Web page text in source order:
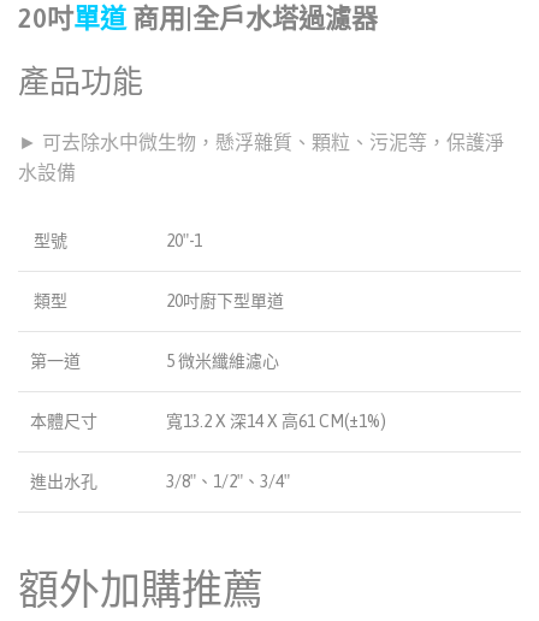
20吋單道 商用|全戶水塔過濾器
產品功能
► 可去除水中微生物，懸浮雜質、顆粒、污泥等，保護淨
水設備
型號 20″-1
類型 20吋廚下型單道
第一道 5 微米纖維濾心
本體尺寸 寬13.2 X 深14 X 高61 CM(±1%)
進出水孔 3/8″、1/2″、3/4″
額外加購推薦